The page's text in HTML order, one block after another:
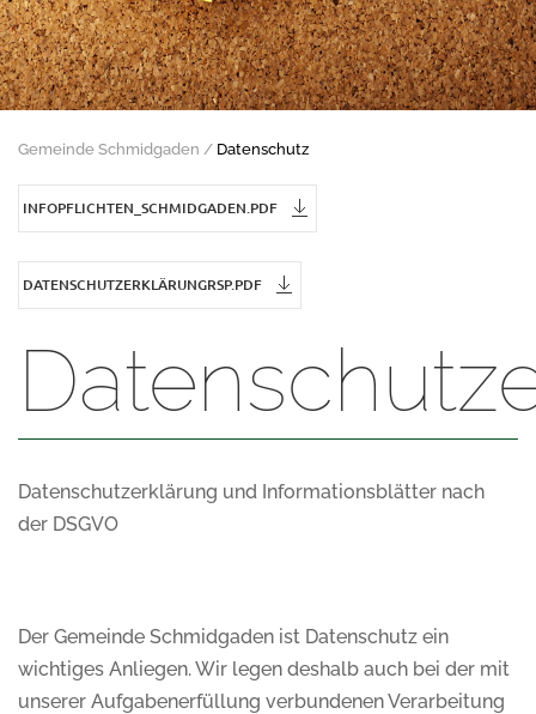
Gemeinde Schmidgaden Datenschutz
INFOPFLICHTEN_SCHMIDGADEN.PDF
DATENSCHUTZERKLÄRUNGRSP.PDF
Datenschutzerklärung und Informationsblätter nach
der DSGVO
Der Gemeinde Schmidgaden ist Datenschutz ein
wichtiges Anliegen. Wir legen deshalb auch bei der mit
unserer Aufgabenerfüllung verbundenen Verarbeitung